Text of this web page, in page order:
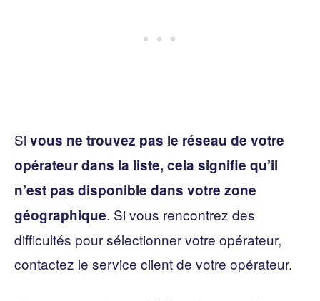
Sivous ne trouvez pas le réseau de votre
opérateur dans la liste, cela signifie qu’il
n’est pas disponible dans votre zone
géographique. Si vous rencontrez des
difficultés pour sélectionner votre opérateur,
contactez le service client de votre opérateur.